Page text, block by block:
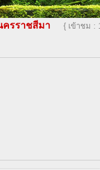
ครราชสีมา { เข้าชม :